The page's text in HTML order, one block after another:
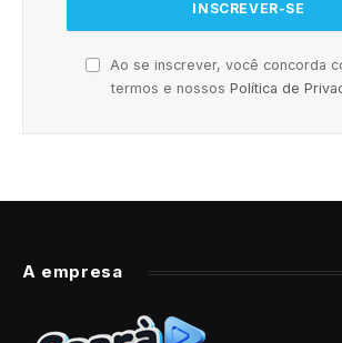
Ao se inscrever, você concorda
termos e nossos Política de
A empresa